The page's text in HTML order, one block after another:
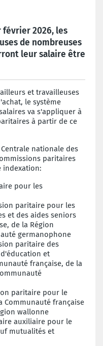
février 2026, les
de nombreuses
leur salaire être
et travailleuses
le système
va s'appliquer à
à partir de ce
nationale des
paritaires
indexation:
pour les
paritaire pour les
et des aides seniors
de la Région
germanophone
paritaire des
et
française, de la
paritaire pour le
Communauté française
wallonne
auxiliaire pour le
mutualités et